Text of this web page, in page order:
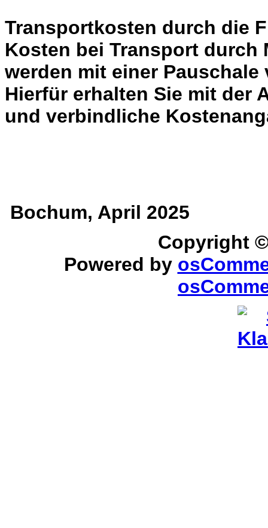
Transportkosten durch die
Kosten bei Transport durch
werden mit einer Pauschale
Hierfür erhalten Sie mit der
und verbindliche
Bochum, April 2025
Copyright
Powered by